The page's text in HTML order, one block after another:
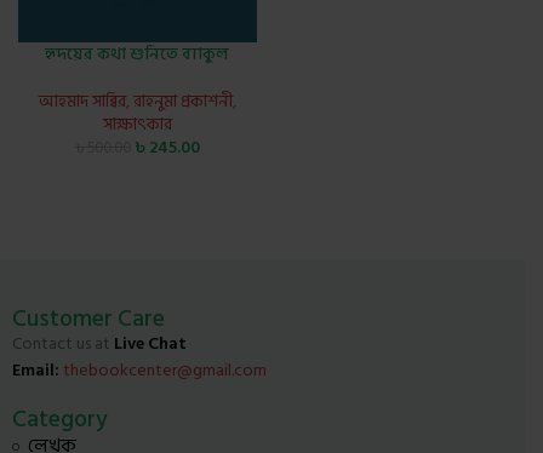
হৃদয়ের কথা শুনিতে ব্যাকুল
আহমাদ সাব্বির,রাহনুমা প্রকাশনী,
সাক্ষাৎকার
৳245.00
Customer Care
Contact us at Live Chat
Email: thebookcenter@gmail.com
Category
লেখক